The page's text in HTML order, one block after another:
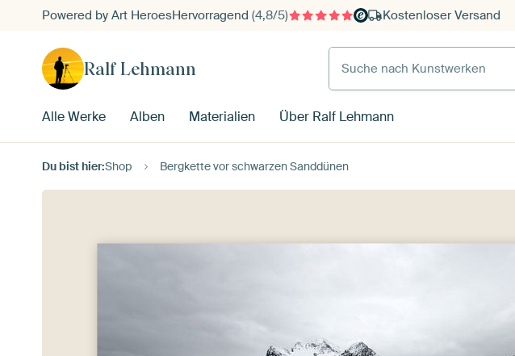
Powered by Art HeroesHervorragend (4,8/5) Kostenloser Versand
Ralf Lehmann
Suche nach Kunstwerken
Alle Werke Alben Materialien Über Ralf Lehmann
Du bist hier:Shop Bergkette vor schwarzen Sanddünen